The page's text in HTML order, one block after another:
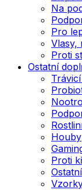
Na
Pro
Vlasy,
Proti
Ostatní
Houby
Proti